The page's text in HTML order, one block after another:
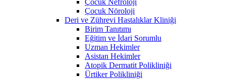
Çocuk Nöroloji
Deri ve Zührevi Hastalıklar Kliniği
Birim Tanıtımı
Eğitim ve İdari Sorumlu
Uzman Hekimler
Asistan Hekimler
Atopik Dermatit Polikliniği
Ürtiker Polikliniği